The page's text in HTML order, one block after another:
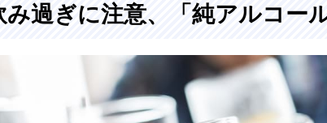
み過ぎに注意、「純アルコー